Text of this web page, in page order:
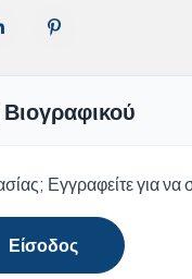
Εγγραφείτε για να
Είσοδος